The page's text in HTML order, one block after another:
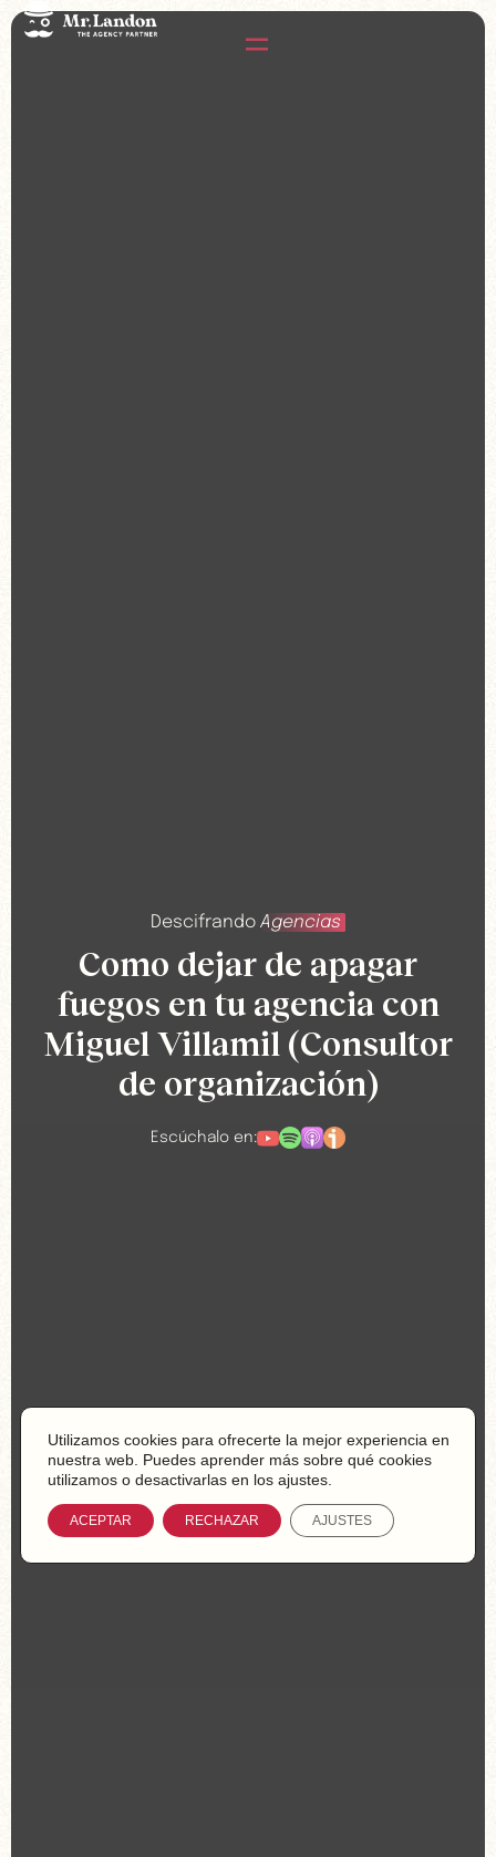
DescifrandoAgencias
Como dejar de apagar
fuegos en tu agencia con
Miguel Villamil (Consultor
de organización)
Escúchalo en:
Utilizamos cookies para ofrecerte la mejor experiencia en
nuestra web. Puedes aprender más sobre qué cookies
utilizamos o desactivarlas en los ajustes.
ACEPTAR RECHAZAR AJUSTES